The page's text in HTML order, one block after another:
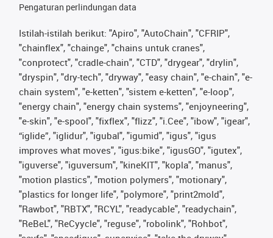
Pengaturan perlindungan data
Istilah-istilah berikut: "Apiro", "AutoChain", "CFRIP",
"chainflex", "chainge", "chains untuk cranes",
"conprotect", "cradle-chain", "CTD", "drygear", "drylin",
"dryspin", "dry-tech", "dryway", "easy chain", "e-chain", "e-
chain system", "e-ketten", "sistem e-ketten", "e-loop",
"energy chain", "energy chain systems", "enjoyneering",
"e-skin", "e-spool", "fixflex", "flizz", "i.Cee", "ibow", "igear",
“iglide”, "iglidur", "igubal", "igumid", "igus", "igus
improves what moves", "igus:bike", "igusGO", "igutex",
"iguverse", "iguversum", "kineKIT", "kopla", "manus",
"motion plastics", "motion polymers", "motionary",
"plastics for longer life", "polymore", "print2mold",
"Rawbot", "RBTX", "RCYL", "readycable", "readychain",
"ReBeL", "ReCyycle", "reguse", "robolink", "Rohbot",